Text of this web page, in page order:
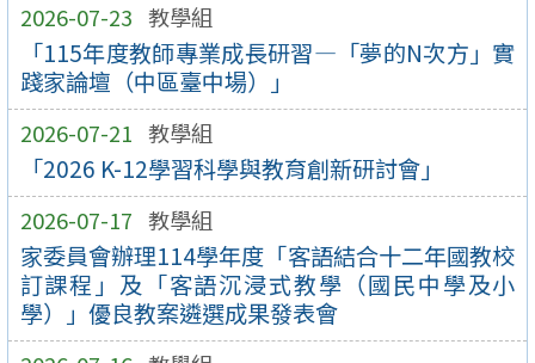
2026-07-23 教學組
「115年度教師專業成長研習—「夢的N次方」實
踐家論壇（中區臺中場）」
2026-07-21 教學組
「2026 K-12學習科學與教育創新研討會」
2026-07-17 教學組
家委員會辦理114學年度「客語結合十二年國教校
訂課程」及「客語沉浸式教學（國民中學及小
學）」優良教案遴選成果發表會